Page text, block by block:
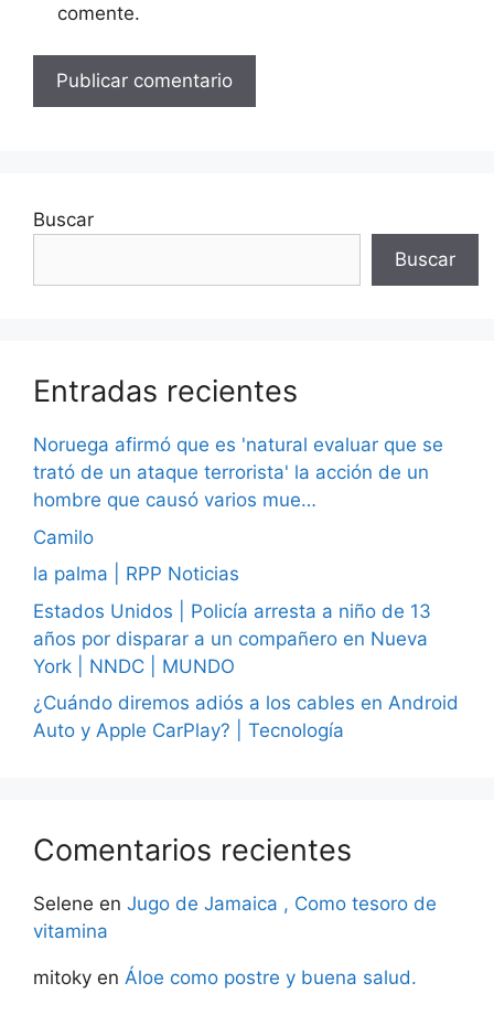
comente.
Buscar
Buscar
Entradas recientes
Noruega afirmó que es 'natural evaluar que se
trató de un ataque terrorista' la acción de un
hombre que causó varios mue…
Camilo
la palma | RPP Noticias
Estados Unidos | Policía arresta a niño de 13
años por disparar a un compañero en Nueva
York | NNDC | MUNDO
¿Cuándo diremos adiós a los cables en Android
Auto y Apple CarPlay? | Tecnología
Comentarios recientes
Selene en Jugo de Jamaica , Como tesoro de
vitamina
mitoky en Áloe como postre y buena salud.